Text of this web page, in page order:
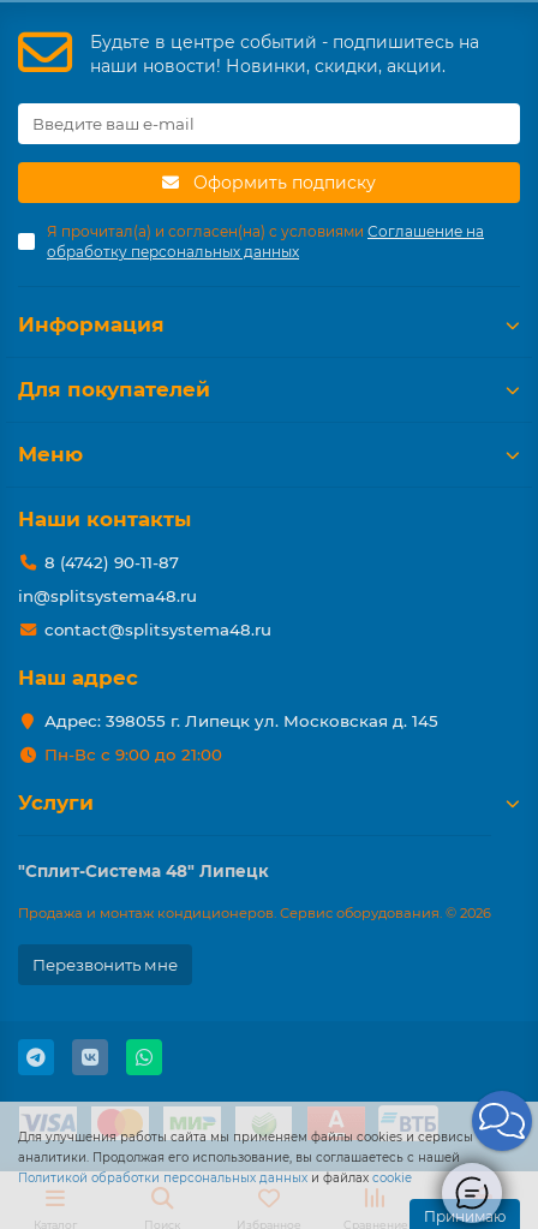
Для улучшения работы сайта мы применяем файлы cookies и сервисы
аналитики. Продолжая его использование, вы соглашаетесь с нашей
Политикой обработки персональных данных и файлах cookie
Принимаю
Будьте в центре событий - подпишитесь на
наши новости! Новинки, скидки, акции.
Оформить подписку
Я прочитал(а) и согласен(на) с условиями Соглашение на
обработку персональных данных
Информация
Для покупателей
Меню
Наши контакты
8 (4742) 90-11-87
in@splitsystema48.ru
contact@splitsystema48.ru
Наш адрес
Адрес: 398055 г. Липецк ул. Московская д. 145
Пн-Вс с 9:00 до 21:00
Услуги
"Сплит-Система 48" Липецк
Продажа и монтаж кондиционеров. Сервис оборудования. © 2026
Перезвонить мне
Каталог Поиск Избранное Сравнение Корзина